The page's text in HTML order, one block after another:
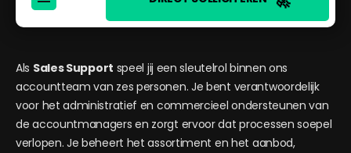
Als Sales Support speel jij een sleutelrol binnen ons
accountteam van zes personen. Je bent verantwoordelijk
voor het administratief en commercieel ondersteunen van
de accountmanagers en zorgt ervoor dat processen soepel
verlopen. Je beheert het assortiment en het aanbod,